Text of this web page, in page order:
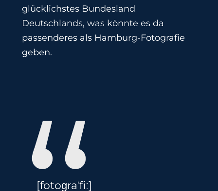
glücklichstes Bundesland
Deutschlands, was könnte es da
passenderes als Hamburg-Fotografie
geben.
[fotoɡraˈfiː]